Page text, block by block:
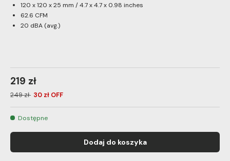
120 x 120 x 25 mm / 4.7 x 4.7 x 0.98 inches
62.6 CFM
20 dBA (avg.)
219 zł
249 zł 30 zł OFF
Dostępne
Dodaj do koszyka